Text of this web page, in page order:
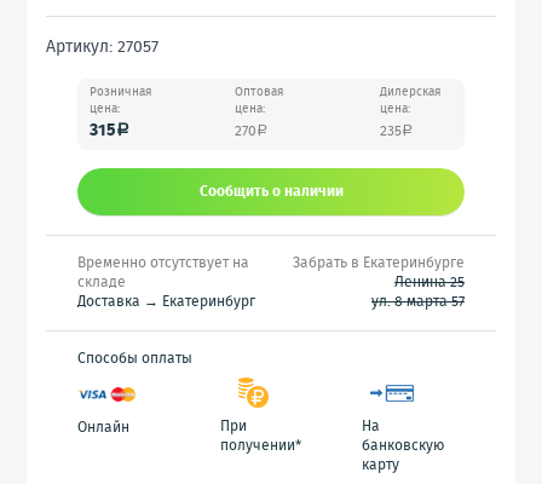
Артикул: 27057
Розничная
цена:
315a
Оптовая
цена:
270 a
Дилерская
цена:
235a
Сообщить o наличии
Временно отсутствует на
складе
Доставка → Екатеринбург
Забрать в Екатеринбурге
Ленина 25
ул. 8 марта 57
Способы оплаты
Онлайн
При
получении*
На
банковскую
карту